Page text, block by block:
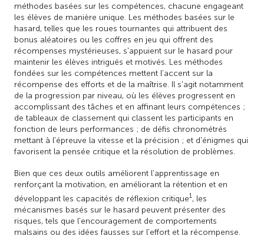
méthodes basées sur les compétences, chacune engageant
les élèves de manière unique. Les méthodes basées sur le
hasard, telles que les roues tournantes qui attribuent des
bonus aléatoires ou les coffres en jeu qui offrent des
récompenses mystérieuses, s'appuient sur le hasard pour
maintenir les élèves intrigués et motivés. Les méthodes
fondées sur les compétences mettent l'accent sur la
récompense des efforts et de la maîtrise. Il s'agit notamment
de la progression par niveau, où les élèves progressent en
accomplissant des tâches et en affinant leurs compétences ;
de tableaux de classement qui classent les participants en
fonction de leurs performances ; de défis chronométrés
mettant à l'épreuve la vitesse et la précision ; et d'énigmes qui
favorisent la pensée critique et la résolution de problèmes.
Bien que ces deux outils améliorent l'apprentissage en
renforçant la motivation, en améliorant la rétention et en
développant les capacités de réflexion critique1 , les
mécanismes basés sur le hasard peuvent présenter des
risques, tels que l'encouragement de comportements
malsains ou des idées fausses sur l'effort et la récompense.